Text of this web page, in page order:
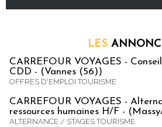
LES
CARREFOUR VOYAGES -
CDD - (Vannes (56))
OFFRES D'EMPLOI TOURISME
CARREFOUR VOYAGES -
ressources humaines H/F -
ALTERNANCE / STAGES TOURISME